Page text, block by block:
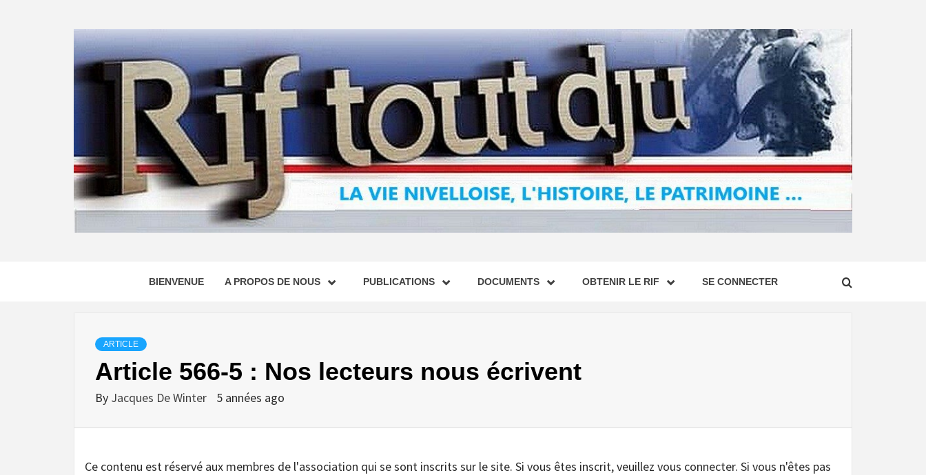
BIENVENUE A PROPOS DE NOUS PUBLICATIONS DOCUMENTS OBTENIR LE RIF SE CONNECTER
ARTICLE
Article 566-5 : Nos lecteurs nous écrivent
By Jacques De Winter 5 années ago
Ce contenu est réservé aux membres de l'association qui se sont inscrits sur le site. Si vous êtes inscrit, veuillez vous connecter. Si vous n'êtes pas